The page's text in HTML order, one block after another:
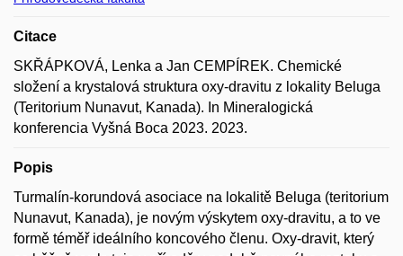
Citace
SKŘÁPKOVÁ, Lenka a Jan CEMPÍREK. Chemické
složení a krystalová struktura oxy-dravitu z lokality Beluga
(Teritorium Nunavut, Kanada). In Mineralogická
konferencia Vyšná Boca 2023. 2023.
Popis
Turmalín-korundová asociace na lokalitě Beluga (teritorium
Nunavut, Kanada), je novým výskytem oxy-dravitu, a to ve
formě téměř ideálního koncového členu. Oxy-dravit, který